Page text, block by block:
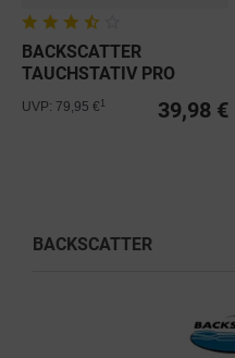
BACKSCATTER
TAUCHSTATIV PRO
39,98 €
UVP: 79,95 €
BACKSCATTER